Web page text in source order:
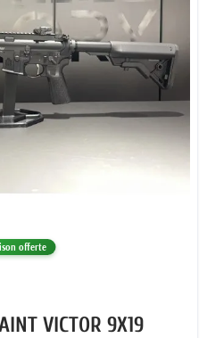
offerte
VICTOR 9X19